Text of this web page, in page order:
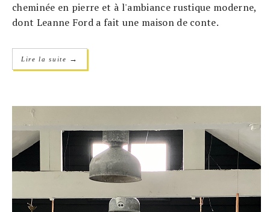
cheminée en pierre et à l'ambiance rustique moderne,
dont Leanne Ford a fait une maison de conte.
Lire la suite →